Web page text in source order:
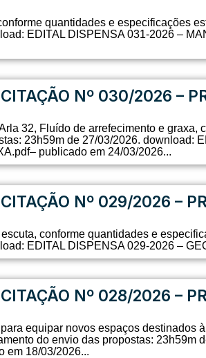
quantidades e especificações
EDITAL DISPENSA 031-2026 –
Nº 030/2026 –
32, Fluído de arrefecimento e
23h59m de 27/03/2026. download:
publicado em 24/03/2026...
Nº 029/2026 –
conforme quantidades e
EDITAL DISPENSA 029-2026 –
Nº 028/2026 –
equipar novos espaços destinados
do envio das propostas: 23h59m
em 18/03/2026...